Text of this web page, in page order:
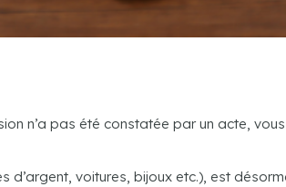
n’a pas été constatée par un acte,
voitures, bijoux etc.), est